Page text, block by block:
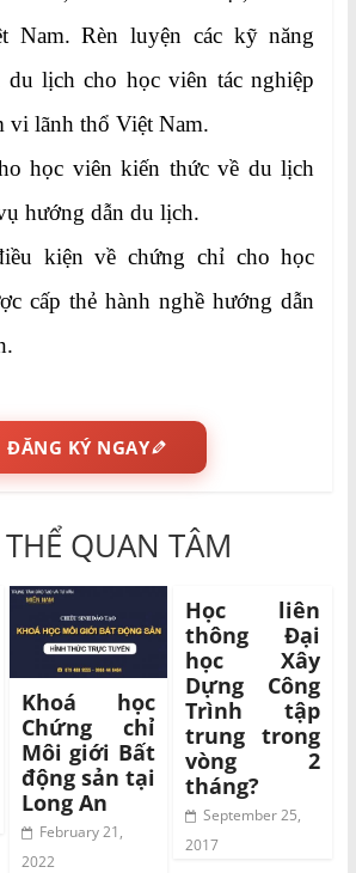
Nam. Rèn luyện các kỹ năng
du lịch cho học viên tác nghiệp
vi lãnh thổ Việt Nam.
học viên kiến thức về du lịch
hướng dẫn du lịch.
kiện về chứng chỉ cho học
cấp thẻ hành nghề hướng dẫn
ĐĂNG KÝ NGAY
QUAN TÂM
Khoá học
Chứng chỉ
Môi giới Bất
động sản tại
Long An
February 21,
2022
Học liên
thông Đại
học Xây
Dựng Công
Trình tập
trung trong
vòng 2
tháng?
September 25,
2017